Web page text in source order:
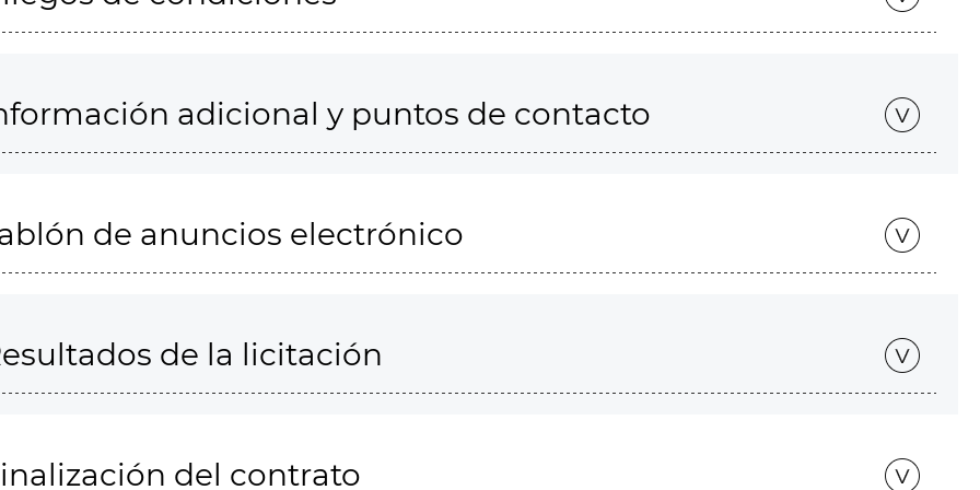
adicional y puntos de contacto
de anuncios electrónico
de la licitación
del contrato